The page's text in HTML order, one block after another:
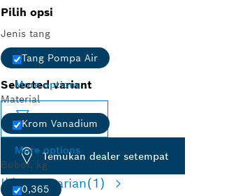
Pilih opsi
Jenis tang
Tang Pompa Air
More options
Material
Krom Vanadium
More options
Bobot, kg
0,365
Selected variant
Ubah varian
Temukan dealer setempat
Ikhtisar varian(1)